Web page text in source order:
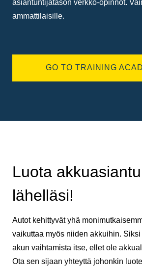
asiantuntijatason verkko-opinnot.
ammattilaisille.
GO TO TRAINING
Luota
lähelläsi!
Autot kehittyvät yhä
vaikuttaa myös niiden akkuihin.
akun vaihtamista itse, ellet ole
Ota sen sijaan yhteyttä johonkin